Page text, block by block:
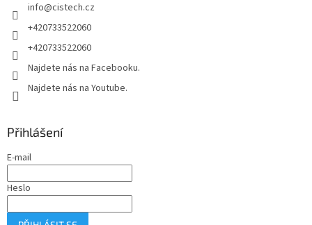
info@cistech.cz
+420733522060
+420733522060
Najdete nás na Facebooku.
Najdete nás na Youtube.
Přihlášení
E-mail
Heslo